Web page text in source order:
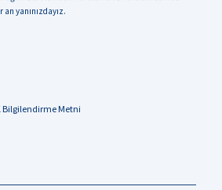
yanınızdayız.
Bilgilendirme Metni